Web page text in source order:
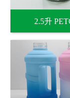
2.5升